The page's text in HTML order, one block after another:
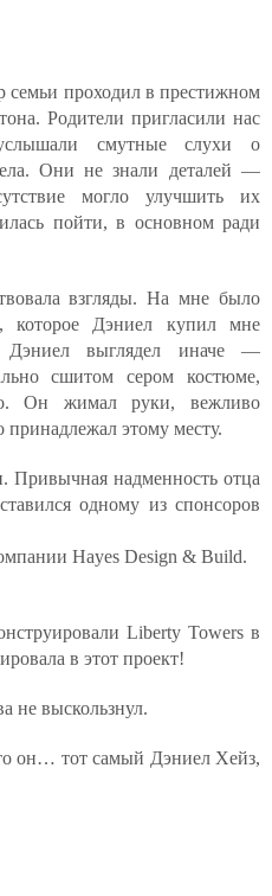
семьи проходил в престижном
Родители пригласили нас
смутные слухи о
Они не знали деталей —
могло улучшить их
пойти, в основном ради
взгляды. На мне было
которое Дэниел купил мне
выглядел иначе —
сшитом сером костюме,
Он жимал руки, вежливо
принадлежал этому месту.
Привычная надменность отца
одному из спонсоров
Hayes Design & Build.
Liberty Towers в
в этот проект!
не выскользнул.
он… тот самый Дэниел Хейз,